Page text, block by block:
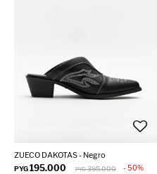
ZUECO DAKOTAS - Negro
PYG195.000 PYG 395.000 50